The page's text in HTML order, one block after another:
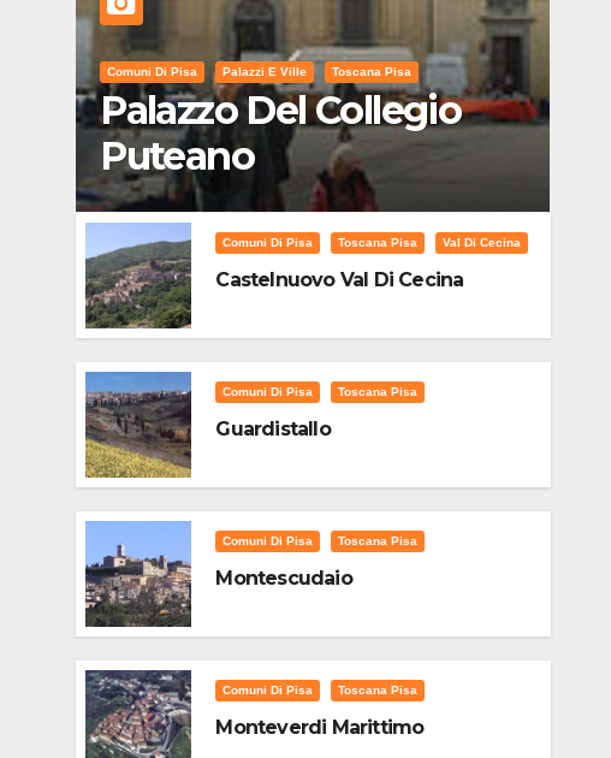
Comuni Di Pisa Palazzi E Ville Toscana Pisa
Palazzo Del Collegio
Puteano
Comuni Di Pisa Toscana Pisa Val Di Cecina
Castelnuovo Val Di Cecina
Comuni Di Pisa Toscana Pisa
Guardistallo
Comuni Di Pisa Toscana Pisa
Montescudaio
Comuni Di Pisa Toscana Pisa
Monteverdi Marittimo